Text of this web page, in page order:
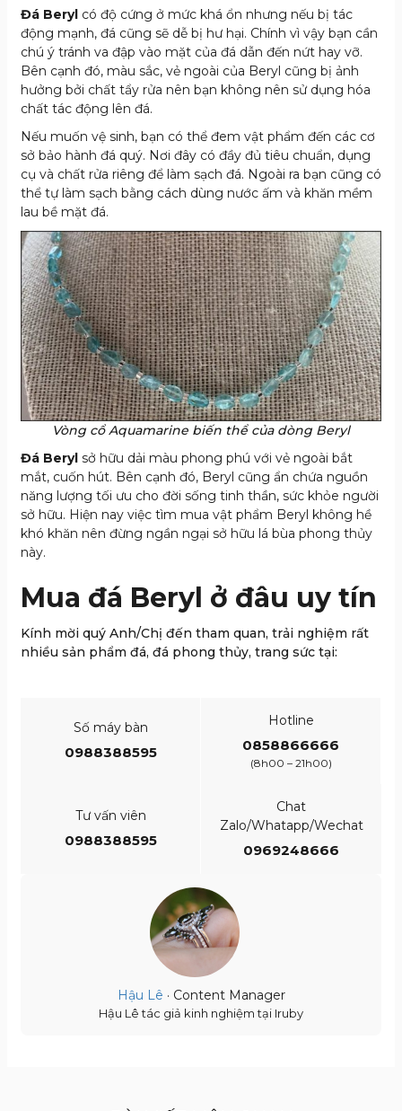
Đá Beryl có độ cứng ở mức khá ổn nhưng nếu bị tác
động mạnh, đá cũng sẽ dễ bị hư hại. Chính vì vậy bạn cần
chú ý tránh va đập vào mặt của đá dẫn đến nứt hay vỡ.
Bên cạnh đó, màu sắc, vẻ ngoài của Beryl cũng bị ảnh
hưởng bởi chất tẩy rửa nên bạn không nên sử dụng hóa
chất tác động lên đá.
Nếu muốn vệ sinh, bạn có thể đem vật phẩm đến các cơ
sở bảo hành đá quý. Nơi đây có đầy đủ tiêu chuẩn, dụng
cụ và chất rửa riêng để làm sạch đá. Ngoài ra bạn cũng có
thể tự làm sạch bằng cách dùng nước ấm và khăn mềm
lau bề mặt đá.
Vòng cổ Aquamarine biến thể của dòng Beryl
Đá Beryl sở hữu dải màu phong phú với vẻ ngoài bắt
mắt, cuốn hút. Bên cạnh đó, Beryl cũng ẩn chứa nguồn
năng lượng tối ưu cho đời sống tinh thần, sức khỏe người
sở hữu. Hiện nay việc tìm mua vật phẩm Beryl không hề
khó khăn nên đừng ngần ngại sở hữu lá bùa phong thủy
này.
Mua đá Beryl ở đâu uy tín
Kính mời quý Anh/Chị đến tham quan, trải nghiệm rất
nhiều sản phẩm đá, đá phong thủy, trang sức tại:
Số máy bàn
0988388595
Hotline
0858866666
(8h00 – 21h00)
Tư vấn viên
0988388595
Chat
Zalo/Whatapp/Wechat
0969248666
Hậu Lê · Content Manager
Hậu Lê tác giả kinh nghiệm tại Iruby